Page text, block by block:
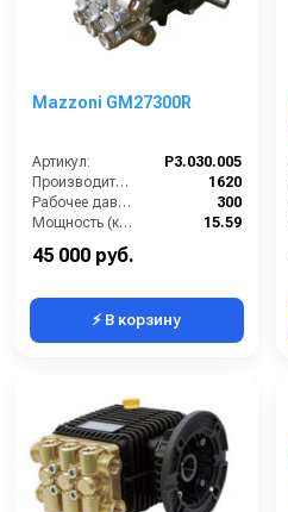
Mazzoni GM27300R
Артикул:
P3.030.005
Производительность (л/ч):
1620
Рабочее давление (бар):
300
Мощность (кВт):
15.59
45 000 руб.
⚡ В корзину